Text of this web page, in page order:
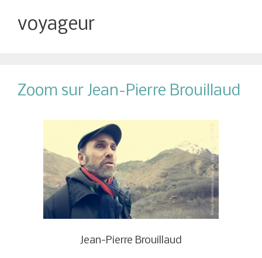
voyageur
Zoom sur Jean-Pierre Brouillaud
Jean-Pierre Brouillaud